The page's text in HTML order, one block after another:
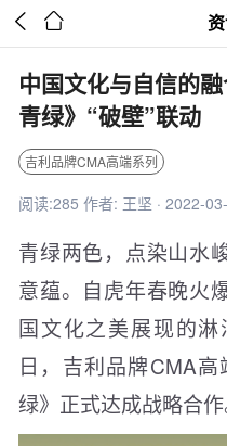
 
中国文化与自信的
青绿》“破壁”联动
吉利品牌CMA高端系列
阅读:285 作者: 王坚 · 2022-
青绿两色，点染山水
意蕴。自虎年春晚火
国文化之美展现的
日，吉利品牌CMA
绿》正式达成战略合作